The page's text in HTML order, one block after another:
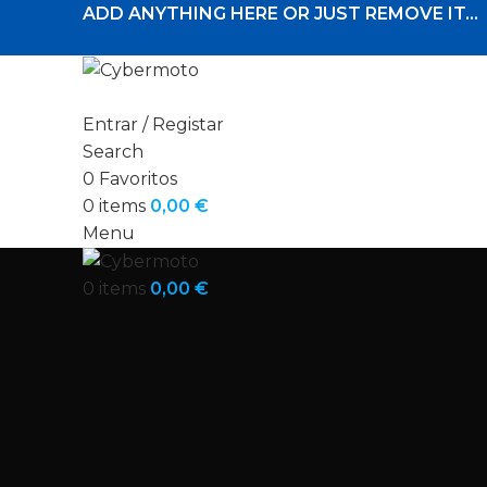
ADD ANYTHING HERE OR JUST REMOVE IT…
Entrar / Registar
Search
0 Favoritos
0 items 0,00 €
Menu
0 items 0,00 €